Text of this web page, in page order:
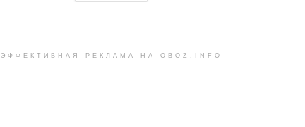
ЭФФЕКТИВНАЯ РЕКЛАМА НА OBOZ.INFO